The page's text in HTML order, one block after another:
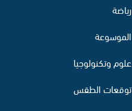
رياضة
الموسوعة
علوم وتكنولوجيا
توقعات الطقس